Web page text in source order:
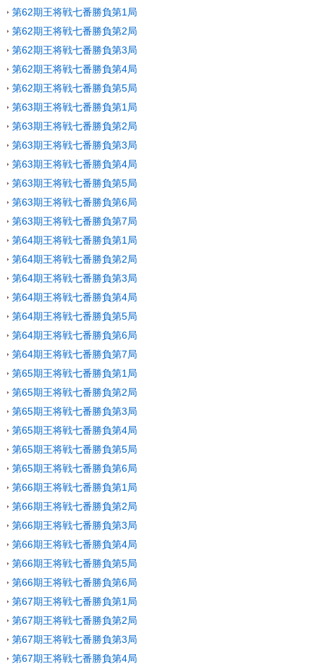
第62期王将戦七番勝負第1局
第62期王将戦七番勝負第2局
第62期王将戦七番勝負第3局
第62期王将戦七番勝負第4局
第62期王将戦七番勝負第5局
第63期王将戦七番勝負第1局
第63期王将戦七番勝負第2局
第63期王将戦七番勝負第3局
第63期王将戦七番勝負第4局
第63期王将戦七番勝負第5局
第63期王将戦七番勝負第6局
第63期王将戦七番勝負第7局
第64期王将戦七番勝負第1局
第64期王将戦七番勝負第2局
第64期王将戦七番勝負第3局
第64期王将戦七番勝負第4局
第64期王将戦七番勝負第5局
第64期王将戦七番勝負第6局
第64期王将戦七番勝負第7局
第65期王将戦七番勝負第1局
第65期王将戦七番勝負第2局
第65期王将戦七番勝負第3局
第65期王将戦七番勝負第4局
第65期王将戦七番勝負第5局
第65期王将戦七番勝負第6局
第66期王将戦七番勝負第1局
第66期王将戦七番勝負第2局
第66期王将戦七番勝負第3局
第66期王将戦七番勝負第4局
第66期王将戦七番勝負第5局
第66期王将戦七番勝負第6局
第67期王将戦七番勝負第1局
第67期王将戦七番勝負第2局
第67期王将戦七番勝負第3局
第67期王将戦七番勝負第4局